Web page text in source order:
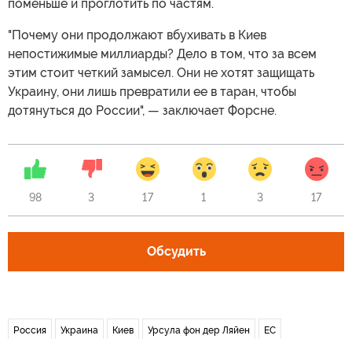
поменьше и проглотить по частям.
"Почему они продолжают вбухивать в Киев
непостижимые миллиарды? Дело в том, что за всем
этим стоит четкий замысел. Они не хотят защищать
Украину, они лишь превратили ее в таран, чтобы
дотянуться до России", — заключает Форсне.
98 3 17 1 3 17
Обсудить
Россия Украина Киев Урсула фон дер Ляйен ЕС